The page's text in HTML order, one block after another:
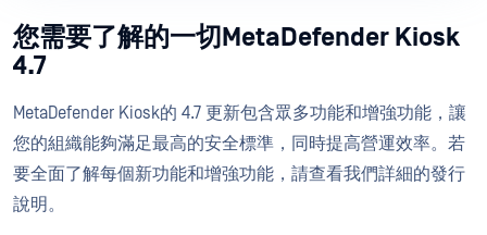
您需要了解的一切MetaDefender Kiosk
4.7
MetaDefender Kiosk的 4.7 更新包含眾多功能和增強功能，讓
您的組織能夠滿足最高的安全標準，同時提高營運效率。若
要全面了解每個新功能和增強功能，請查看我們詳細的發行
說明。